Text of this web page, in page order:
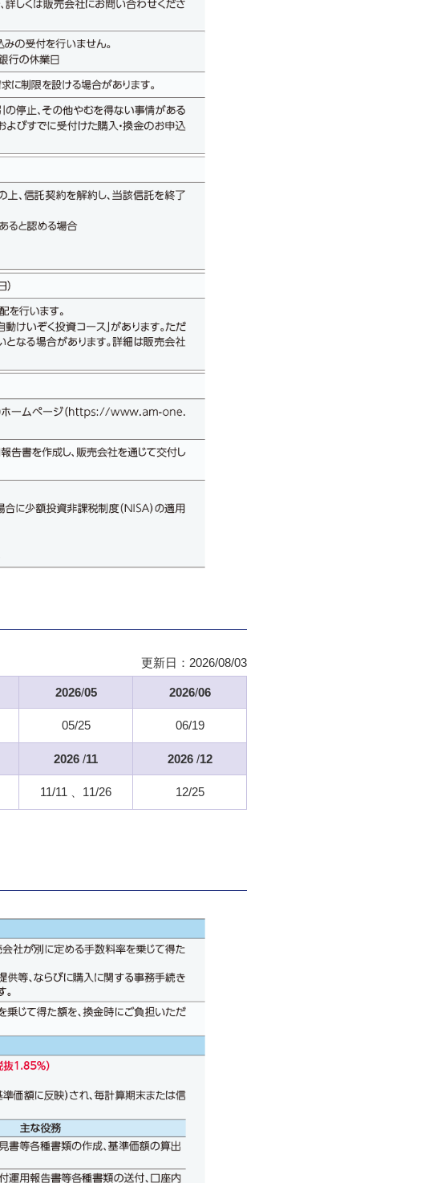
更新日： 2026/08/03
2026/05 2026/06
05/25 06/19
2026 /11 2026 /12
11/11 11/26 12/25